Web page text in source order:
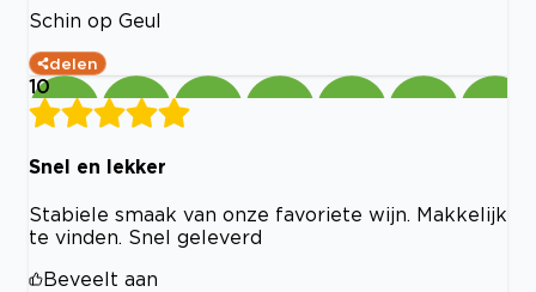
Schin op Geul
delen
10
Snel en lekker
Stabiele smaak van onze favoriete wijn. Makkelijk
te vinden. Snel geleverd
Beveelt aan